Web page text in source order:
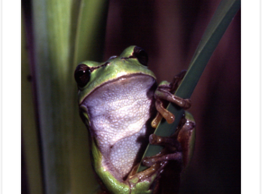
Stemweder Berg
Obstwiese „Auf den Bröken“
Sortenliste/Pflanzplan
Entwicklung von Obstwiesen in NW-
Deutschland
Heideentwicklung
Schulexkursionen
Projektdokumentation